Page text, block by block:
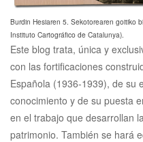
Burdin Hesiaren 5. Sekotorearen goitiko
Instituto Cartográfico de Catalunya).
Este blog trata, única y
con las fortificaciones
Española (1936-1939), de su
conocimiento y de su puesta
en el trabajo que desarrollan
patrimonio. También se hará